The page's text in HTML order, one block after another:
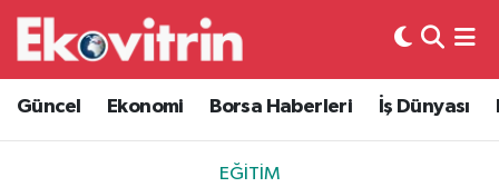
Güncel Ekonomi Borsa Haberleri İş Dünyası
EĞITIM
Güncel
Ekonomi
Hava Durumu
Trafik Durumu